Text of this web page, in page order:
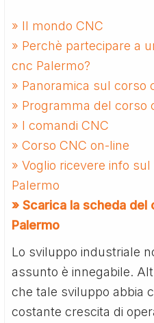
» Il mondo CNC
» Perchè partecipare a
cnc Palermo?
» Panoramica sul corso
» Programma del corso
» I comandi CNC
» Corso CNC on-line
» Voglio ricevere info
Palermo
» Scarica la scheda del
Palermo
Lo sviluppo industriale
assunto è innegabile.
che tale sviluppo abbia
costante crescita di